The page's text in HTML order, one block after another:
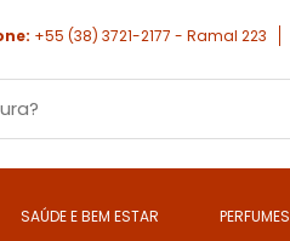
+55 (38) 3721-2177 - Ramal 223
SAÚDE E BEM ESTAR PERFUMES